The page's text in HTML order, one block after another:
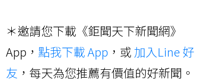
＊邀請您下載《鉅聞天下新聞網》
App， 點我下載 App ，或 加入Line 好
友 ，每天為您推薦有價值的好新聞。